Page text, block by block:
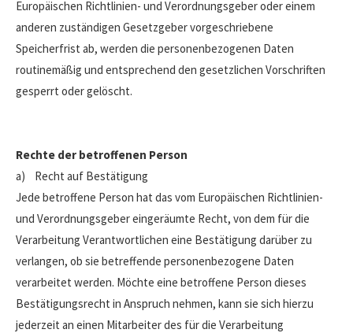
Europäischen Richtlinien- und Verordnungsgeber oder einem
anderen zuständigen Gesetzgeber vorgeschriebene
Speicherfrist ab, werden die personenbezogenen Daten
routinemäßig und entsprechend den gesetzlichen Vorschriften
gesperrt oder gelöscht.
Rechte der betroffenen Person
a) Recht auf Bestätigung
Jede betroffene Person hat das vom Europäischen Richtlinien-
und Verordnungsgeber eingeräumte Recht, von dem für die
Verarbeitung Verantwortlichen eine Bestätigung darüber zu
verlangen, ob sie betreffende personenbezogene Daten
verarbeitet werden. Möchte eine betroffene Person dieses
Bestätigungsrecht in Anspruch nehmen, kann sie sich hierzu
jederzeit an einen Mitarbeiter des für die Verarbeitung